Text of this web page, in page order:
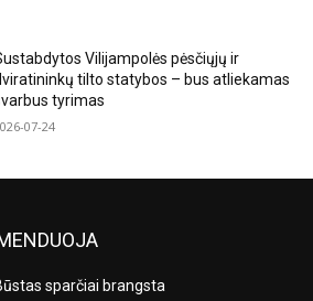
Vilijampolės pėsčiųjų ir
tilto statybos – bus atliekamas
tyrimas
07-24
sparčiai brangsta